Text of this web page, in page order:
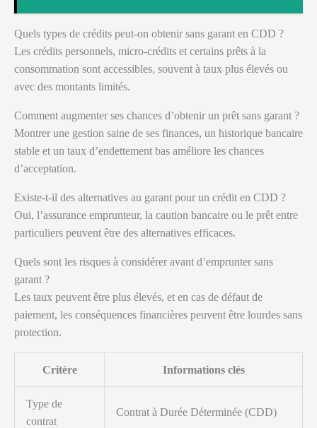
Quels types de crédits peut-on obtenir sans garant en CDD ?
Les crédits personnels, micro-crédits et certains prêts à la
consommation sont accessibles, souvent à taux plus élevés ou
avec des montants limités.
Comment augmenter ses chances d’obtenir un prêt sans garant ?
Montrer une gestion saine de ses finances, un historique bancaire
stable et un taux d’endettement bas améliore les chances
d’acceptation.
Existe-t-il des alternatives au garant pour un crédit en CDD ?
Oui, l’assurance emprunteur, la caution bancaire ou le prêt entre
particuliers peuvent être des alternatives efficaces.
Quels sont les risques à considérer avant d’emprunter sans
garant ?
Les taux peuvent être plus élevés, et en cas de défaut de
paiement, les conséquences financières peuvent être lourdes sans
protection.
Critère Informations clés
Type de
contrat
Contrat à Durée Déterminée (CDD)